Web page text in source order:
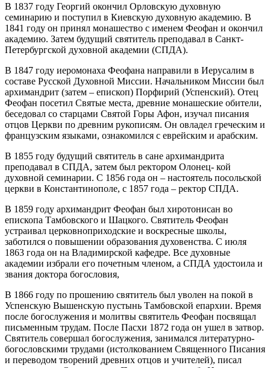
В 1837 году Георгий окончил Орловскую духовную
семинарию и поступил в Киевскую духовную академию. В
1841 году он принял монашество с именем Феофан и окончил
академию. Затем будущий святитель преподавал в Санкт-
Петербургской духовной академии (СПДА).
В 1847 году иеромонаха Феофана направили в Иерусалим в
составе Русской Духовной Миссии. Начальником Миссии был
архимандрит (затем – епископ) Порфирий (Успенский). Отец
Феофан посетил Святые места, древние монашеские обители,
беседовал со старцами Святой Горы Афон, изучал писания
отцов Церкви по древним рукописям. Он овладел греческим и
французским языками, ознакомился с еврейским и арабским.
В 1855 году будущий святитель в сане архимандрита
преподавал в СПДА, затем был ректором Олонец- кой
духовной семинарии. С 1856 года он – настоятель посольской
церкви в Константинополе, с 1857 года – ректор СПДА.
В 1859 году архимандрит Феофан был хиротонисан во
епископа Тамбовского и Шацкого. Святитель Феофан
устраивал церковноприходские и воскресные школы,
заботился о повышении образования духовенства. С июля
1863 года он на Владимирской кафедре. Все духовные
академии избрали его почетным членом, а СПДА удостоила и
звания доктора богословия,
В 1866 году по прошению святитель был уволен на покой в
Успенскую Вышенскую пустынь Тамбовской епархии. Время
после богослужения и молитвы святитель Феофан посвящал
письменным трудам. После Пасхи 1872 года он ушел в затвор.
Святитель совершал богослужения, занимался литературно-
богословскими трудами (истолкованием Священного Писания
и переводом творений древних отцов и учителей), писал